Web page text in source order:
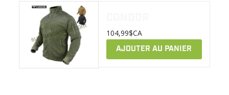
SACS ET RANGEMENT
LIQUIDATION
104,99$CA
AJOUTER AU PANIER